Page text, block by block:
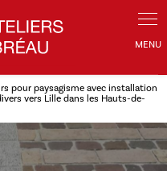
pour paysagisme avec installation
vers Lille dans les Hauts-de-